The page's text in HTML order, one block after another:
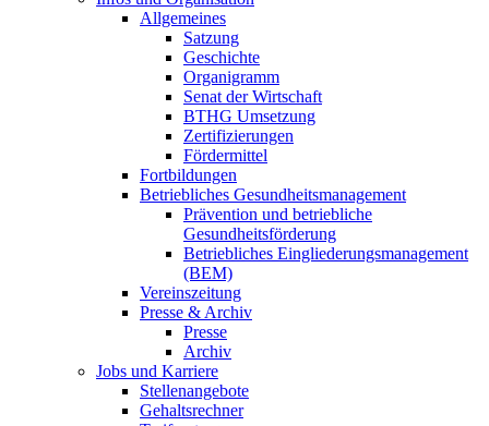
Allgemeines
Satzung
Geschichte
Organigramm
Senat der Wirtschaft
BTHG Umsetzung
Zertifizierungen
Fördermittel
Fortbildungen
Betriebliches Gesundheitsmanagement
Prävention und betriebliche
Gesundheitsförderung
Betriebliches Eingliederungsmanagement
(BEM)
Vereinszeitung
Presse & Archiv
Presse
Archiv
Jobs und Karriere
Stellenangebote
Gehaltsrechner